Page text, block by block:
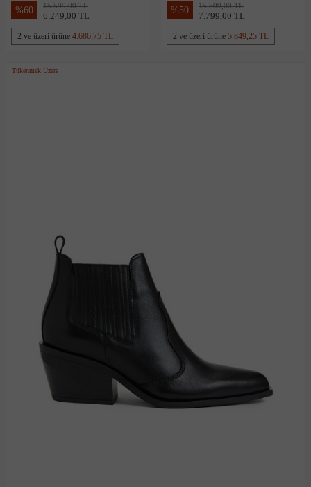
%60 15.599,00 TL
6.249,00 TL
2 ve üzeri ürüne 4.686,75 TL
%50 15.599,00 TL
7.799,00 TL
2 ve üzeri ürüne 5.849,25 TL
Tükenmek Üzere